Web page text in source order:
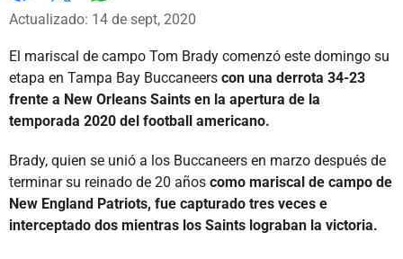
Facebook
X
Actualizado: 14 de sept, 2020
El mariscal de campo Tom Brady comenzó este domingo su
etapa en Tampa Bay Buccaneers con una derrota 34-23
frente a New Orleans Saints en la apertura de la
temporada 2020 del football americano.
Brady, quien se unió a los Buccaneers en marzo después de
terminar su reinado de 20 años como mariscal de campo de
New England Patriots, fue capturado tres veces e
interceptado dos mientras los Saints lograban la victoria.